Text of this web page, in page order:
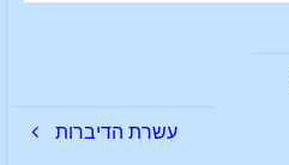
עשרת הדיברות